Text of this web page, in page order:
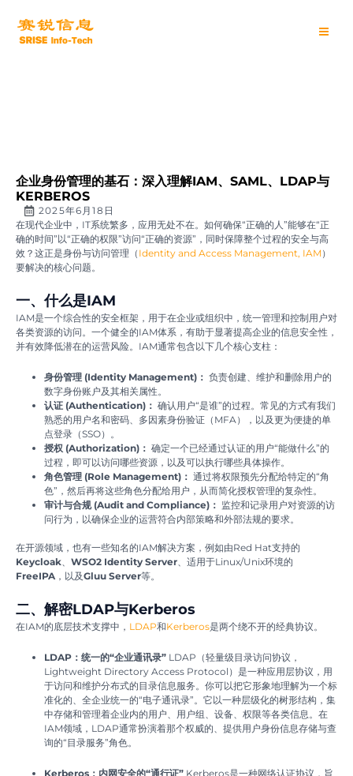
企业身份管理的基石：深入理解IAM、SAML、LDAP与
KERBEROS
2025年6月18日
在现代企业中，IT系统繁多，应用无处不在。如何确保“正确的人”能够在“正
确的时间”以“正确的权限”访问“正确的资源”，同时保障整个过程的安全与高
效？这正是身份与访问管理（ Identity and Access Management, IAM）
要解决的核心问题。
一、什么是IAM
IAM是一个综合性的安全框架，用于在企业或组织中，统一管理和控制用户对
各类资源的访问。一个健全的IAM体系，有助于显著提高企业的信息安全性，
并有效降低潜在的运营风险。IAM通常包含以下几个核心支柱：
身份管理 (Identity Management)： 负责创建、维护和删除用户的
数字身份账户及其相关属性。
认证 (Authentication)： 确认用户“是谁”的过程。常见的方式有我们
熟悉的用户名和密码、多因素身份验证（MFA），以及更为便捷的单
点登录（SSO）。
授权 (Authorization)： 确定一个已经通过认证的用户“能做什么”的
过程，即可以访问哪些资源，以及可以执行哪些具体操作。
角色管理 (Role Management)： 通过将权限预先分配给特定的“角
色”，然后再将这些角色分配给用户，从而简化授权管理的复杂性。
审计与合规 (Audit and Compliance)： 监控和记录用户对资源的访
问行为，以确保企业的运营符合内部策略和外部法规的要求。
在开源领域，也有一些知名的IAM解决方案，例如由Red Hat支持的
Keycloak、 WSO2 Identity Server、适用于Linux/Unix环境的
FreeIPA ，以及Gluu Server等。
二、解密LDAP与Kerberos
在IAM的底层技术支撑中， LDAP和Kerberos是两个绕不开的经典协议。
LDAP：统一的“企业通讯录” LDAP（轻量级目录访问协议，
Lightweight Directory Access Protocol）是一种应用层协议，用
于访问和维护分布式的目录信息服务。你可以把它形象地理解为一个标
准化的、全企业统一的“电子通讯录”。它以一种层级化的树形结构，集
中存储和管理着企业内的用户、用户组、设备、权限等各类信息。在
IAM领域，LDAP通常扮演着那个权威的、提供用户身份信息存储与查
询的“目录服务”角色。
Kerberos：内网安全的“通行证” Kerberos是一种网络认证协议，旨